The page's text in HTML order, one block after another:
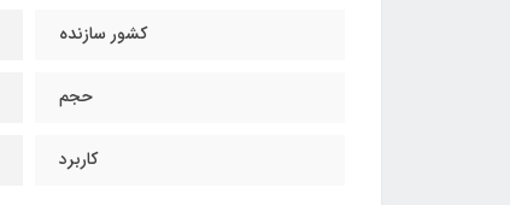
کشور سازنده
حجم
کاربرد